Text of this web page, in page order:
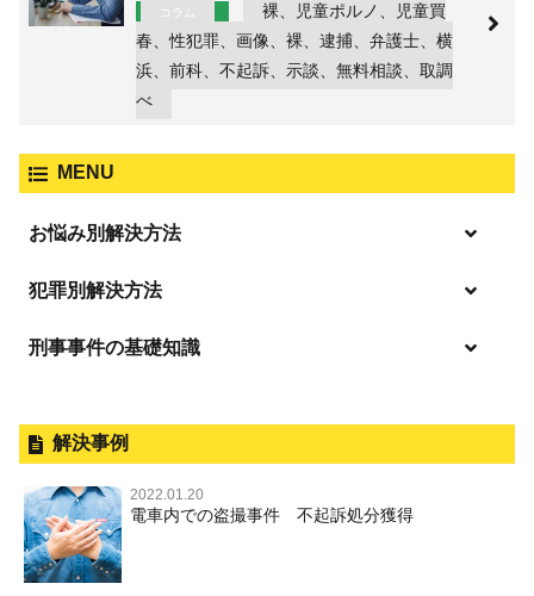
コラム
裸、児童ポルノ、児童買
春、性犯罪、画像、裸、逮捕、弁護士、横
浜、前科、不起訴、示談、無料相談、取調
べ
MENU
お悩み別解決方法
「逮捕」について適切に知ることで不安や悩みを解消する
逮捕後、早急な釈放・保釈を望むときにすべきこと
無実・無罪の証明をしたい
被害者との示談を円満に進めるためには
犯罪別解決方法
事件別－暴力事件
暴行・傷害
殺人
過失致死・過失傷害
脅迫・強要
性犯罪 TOP
痴漢
盗撮，のぞき
不同意わいせつ（旧：強制わいせつ，準強制わいせつ），
事件別－財産犯
財産犯 TOP
窃盗罪
事件別－薬物事件
薬物事件 TOP
事件別－交通違反・交通事故
刑事事件の基礎知識
外国人事件の手続きと特色
刑事裁判の概要・手続
公務員の逮捕・刑事事件
控訴・上告
解決事例
2022.01.20
電車内での盗撮事件 不起訴処分獲得